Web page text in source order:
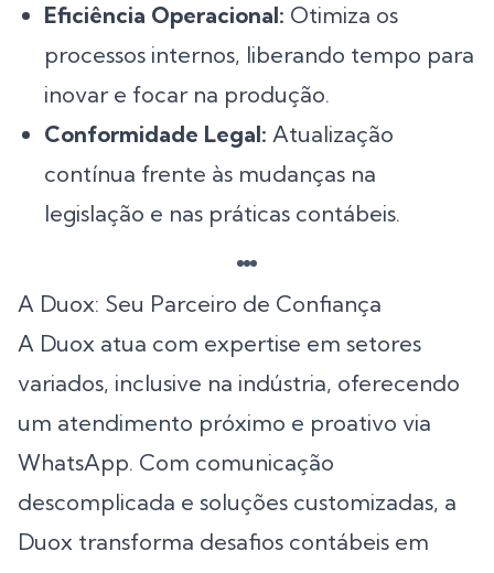
Eficiência Operacional: Otimiza os
processos internos, liberando tempo para
inovar e focar na produção.
Conformidade Legal: Atualização
contínua frente às mudanças na
legislação e nas práticas contábeis.
A Duox: Seu Parceiro de Confiança
A Duox atua com expertise em setores
variados, inclusive na indústria, oferecendo
um atendimento próximo e proativo via
WhatsApp. Com comunicação
descomplicada e soluções customizadas, a
Duox transforma desafios contábeis em